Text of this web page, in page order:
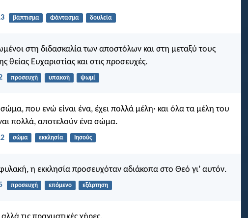
βάπτισμα Φάντασμα δουλεία
στη διδασκαλία των αποστόλων και στη μεταξύ τους
θείας Ευχαριστίας και στις προσευχές.
προσευχή υπακοή ψωμί
που ενώ είναι ένα, έχει πολλά μέλη· και όλα τα μέλη του
πολλά, αποτελούν ένα σώμα.
σώμα εκκλησία Ιησούς
η εκκλησία προσευχόταν αδιάκοπα στο Θεό γι’ αυτόν.
προσευχή επόμενο εξάρτηση